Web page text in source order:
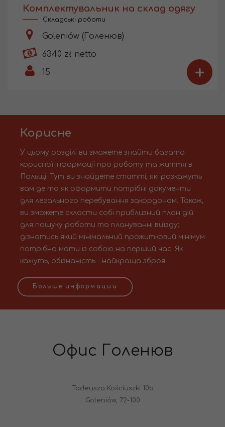
Комплектувальник на склад одягу
Складські роботи
Goleniów (Голенюв)
6340 zł netto
15
+
Корисне
У цьому розділі ви зможете знайти багато
корисної інформації про роботу та життя в
Польщі. Тут ви знайдете статті, які розкажуть
вам де та як оформити потрібні документи
для легального перебування закордоном. Також,
ви зможете скласти собі приблизний план дій
для пошуку роботи та плануванні виїзду;
дізнатись який мінімальний прожитковий мінімум
потрібно мати із собою на перший час. Як
кажуть, обізнаність - найкраща зброя.
Больше информации
Офис Голенюв
Tadeusza Kościuszki 10b
Goleniów, 72-100